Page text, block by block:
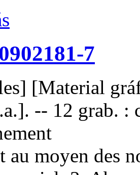
7
[Material
-- 12 grab. :
au moyen des